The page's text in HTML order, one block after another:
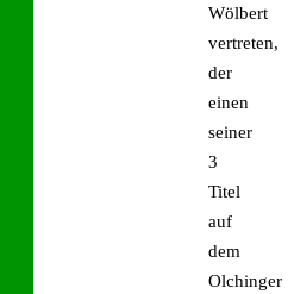
Wölbert
vertreten,
der
einen
seiner
3
Titel
auf
dem
Olchinger